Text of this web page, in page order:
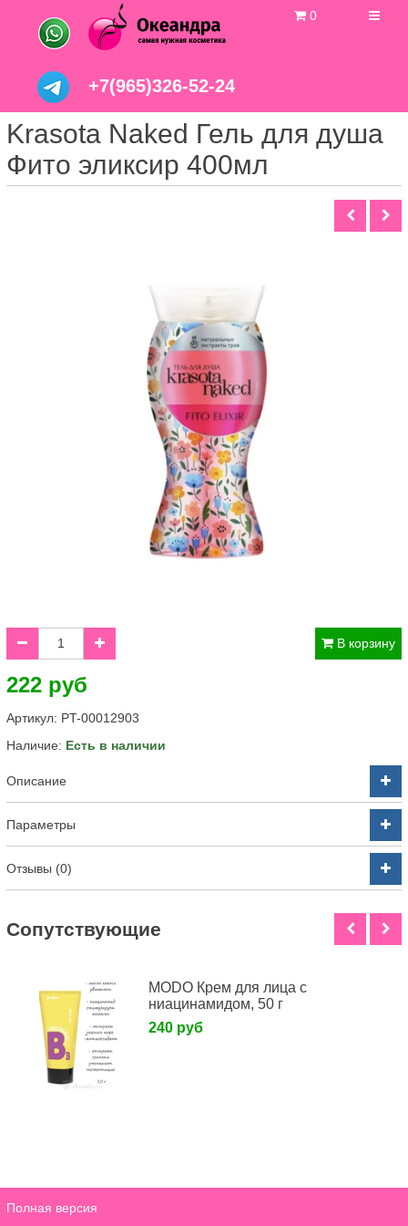
+7(965)326-52-24
0
Krasota Naked Гель для душа
Фито эликсир 400мл
В корзину
222 руб
Артикул: PT-00012903
Наличие: Есть в наличии
Описание
Параметры
Отзывы (0)
Cопутствующие
MODO Крем для лица с
ниацинамидом, 50 г
240 руб
Полная версия